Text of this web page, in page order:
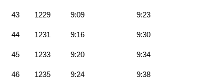
43 1229 9:09 9:23
44 1231 9:16 9:30
45 1233 9:20 9:34
46 1235 9:24 9:38